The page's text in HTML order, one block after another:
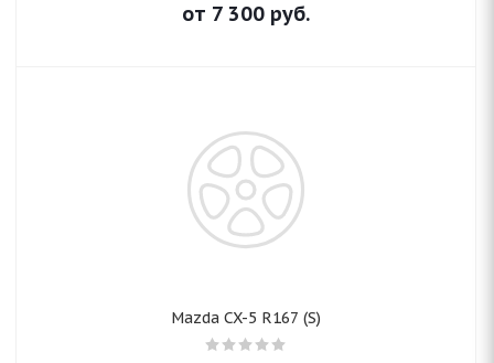
от 7 300 руб.
Mazda CX-5 R167 (S)